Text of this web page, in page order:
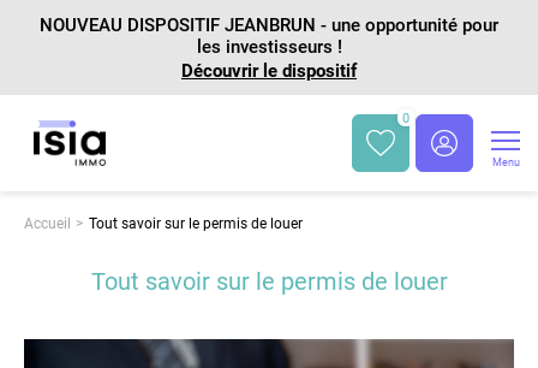
NOUVEAU DISPOSITIF JEANBRUN - une opportunité pour
les investisseurs !
Découvrir le dispositif
0
Menu
Accueil Tout savoir sur le permis de louer
Tout savoir sur le permis de louer